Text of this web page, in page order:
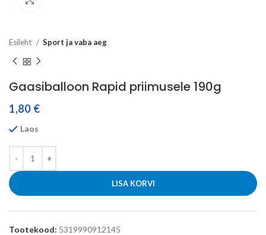
Esileht Sport ja vaba aeg
Gaasiballoon Rapid priimusele 190g
1,80 €
Laos
LISA KORVI
Tootekood: 5319990912145